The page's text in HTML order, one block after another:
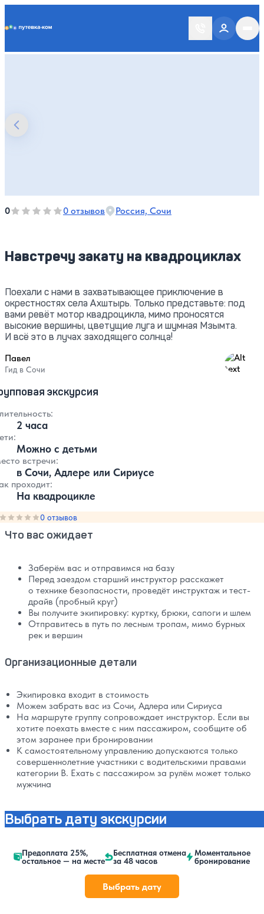
Навстречу закату на квадроциклах
0Оценка, количество звезд:0
0 отзывов Россия, Сочи
Поехали с нами в захватывающее приключение в
окрестностях села Ахштырь. Только представьте: под
вами ревёт мотор квадроцикла, мимо проносятся
высокие вершины, цветущие луга и шумная Мзымта.
И всё это в лучах заходящего солнца!
Павел
Гид в Сочи
5
экскурсия
2 часа
Можно с детьми
встречи:
в Сочи, Адлере или Сириусе
проходит:
На квадроцикле
количество звезд:
0 отзывов
Что вас ожидает
Заберём вас и отправимся на базу
Перед заездом старший инструктор расскажет
о технике безопасности, проведёт инструктаж и тест-
драйв (пробный круг)
Вы получите экипировку: куртку, брюки, сапоги и шлем
Отправитесь в путь по лесным тропам, мимо бурных
рек и вершин
Организационные детали
Экипировка входит в стоимость
Можем забрать вас из Сочи, Адлера или Сириуса
На маршруте группу сопровождает инструктор. Если вы
хотите поехать вместе с ним пассажиром, сообщите об
этом заранее при бронировании
К самостоятельному управлению допускаются только
совершеннолетние участники с водительскими правами
категории B. Ехать с пассажиром за рулём может только
мужчина
Выбрать дату экскурсии
Предоплата 25%,
остальное — на месте
Бесплатная отмена
за 48 часов
Моментальное
бронирование
Выбрать дату